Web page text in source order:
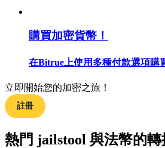
交易策略
學習如何保持盈利
購買加密貨幣！
在Bitrue上使用多種付款選項購
立即開始您的加密之旅！
註冊
熱門 jailstool 與法幣的轉